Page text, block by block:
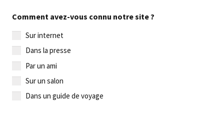
Comment avez-vous connu notre site ?
Sur internet
Dans la presse
Par un ami
Sur un salon
Dans un guide de voyage